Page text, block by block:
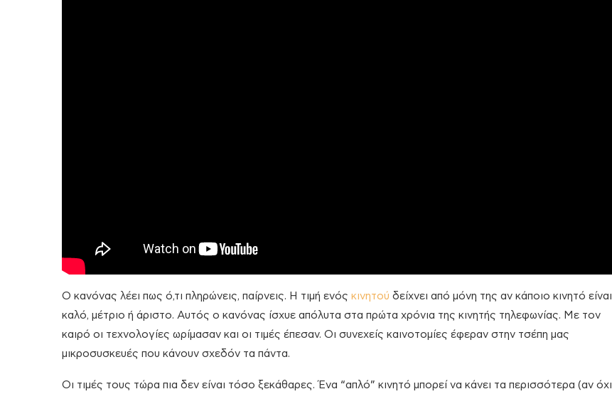
Ο κανόνας λέει πως ό,τι πληρώνεις, παίρνεις. Η τιμή ενός κινητού δείχνει από μόνη της αν κάποιο κινητό είναι
καλό, μέτριο ή άριστο. Αυτός ο κανόνας ίσχυε απόλυτα στα πρώτα χρόνια της κινητής τηλεφωνίας. Με τoν
καιρό οι τεχνολογίες ωρίμασαν και οι τιμές έπεσαν. Οι συνεχείς καινοτομίες έφεραν στην τσέπη μας
μικροσυσκευές που κάνουν σχεδόν τα πάντα.
Οι τιμές τους τώρα πια δεν είναι τόσο ξεκάθαρες. Ένα “απλό” κινητό μπορεί να κάνει τα περισσότερα (αν όχι